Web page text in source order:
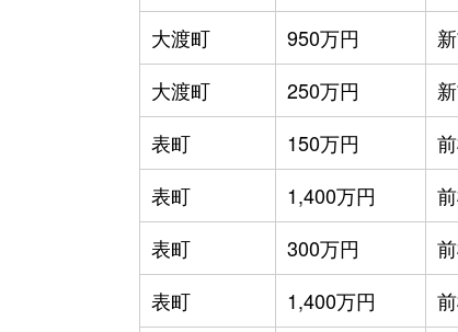
大渡町
950万円
大渡町
250万円
表町
150万円
表町
1,400万円
表町
300万円
表町
1,400万円